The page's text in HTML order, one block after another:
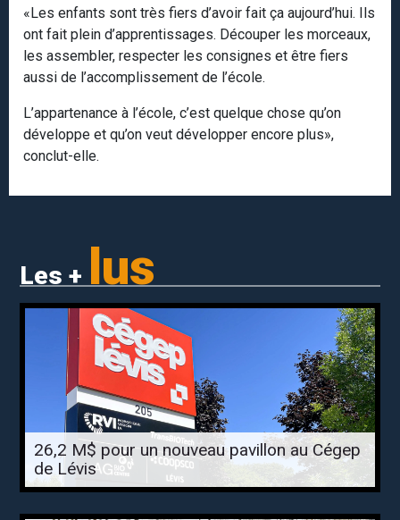
«Les enfants sont très fiers d’avoir fait ça aujourd’hui. Ils
ont fait plein d’apprentissages. Découper les morceaux,
les assembler, respecter les consignes et être fiers
aussi de l’accomplissement de l’école.
L’appartenance à l’école, c’est quelque chose qu’on
développe et qu’on veut développer encore plus»,
conclut-elle.
Les + lus
26,2 M$ pour un nouveau pavillon au Cégep
de Lévis